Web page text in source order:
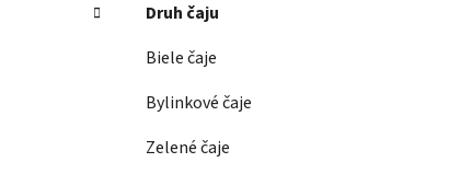
ý
ó
Druh čaju
Biele čaje
Bylinkové čaje
Zelené čaje